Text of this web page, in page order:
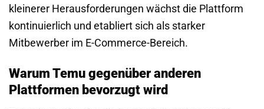
kleinerer Herausforderungen wächst die Plattform
kontinuierlich und etabliert sich als starker
Mitbewerber im E-Commerce-Bereich.
Warum Temu gegenüber anderen
Plattformen bevorzugt wird